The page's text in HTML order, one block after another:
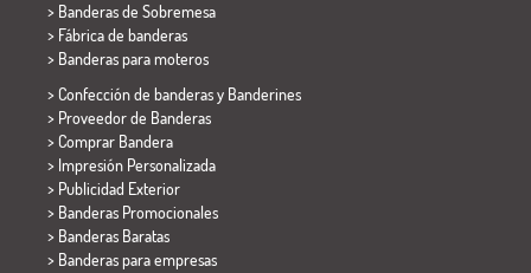
> Banderas de Sobremesa
> Fábrica de banderas
> Banderas para moteros
> Confección de banderas y Banderines
> Proveedor de Banderas
> Comprar Bandera
> Impresión Personalizada
> Publicidad Exterior
> Banderas Promocionales
> Banderas Baratas
> Banderas para empresas